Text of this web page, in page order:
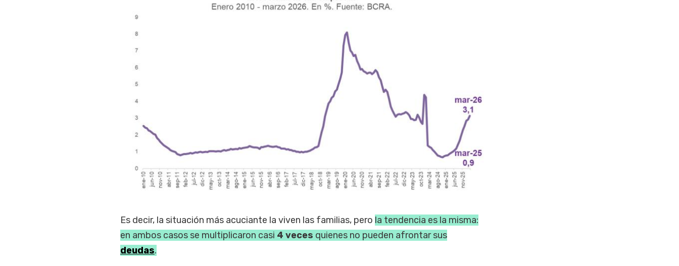
Es decir, la situación más acuciante la viven las familias, pero la tendencia es la misma:
en ambos casos se multiplicaron casi 4 veces quienes no pueden afrontar sus
deudas.